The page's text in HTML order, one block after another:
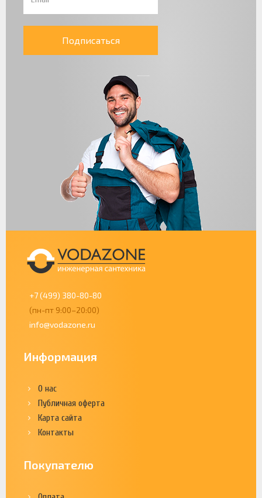
Подписаться
+7 (499) 380-80-80
(пн-пт 9:00–20:00)
info@vodazone.ru
Информация
О нас
Публичная оферта
Карта сайта
Контакты
Покупателю